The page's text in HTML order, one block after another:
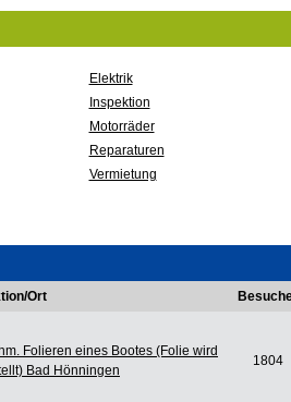
Elektrik
Inspektion
Motorräder
Reparaturen
Vermietung
Ort
Folieren eines Bootes (Folie wird
Bad Hönningen
1804